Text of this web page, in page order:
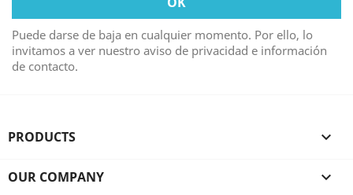
Puede darse de baja en cualquier momento. Por ello, lo
invitamos a ver nuestro aviso de privacidad e información
de contacto.
PRODUCTS 
OUR COMPANY 